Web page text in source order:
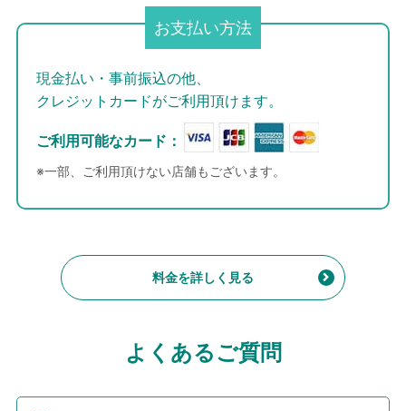
お支払い方法
現金払い・事前振込の他、
クレジットカードがご利用頂けます。
ご利用可能なカード：
※一部、ご利用頂けない店舗もございます。
料金を詳しく見る
よくあるご質問